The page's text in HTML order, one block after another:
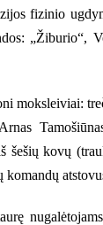
fizinio
moksleiviai:
šešių kovų
komandų